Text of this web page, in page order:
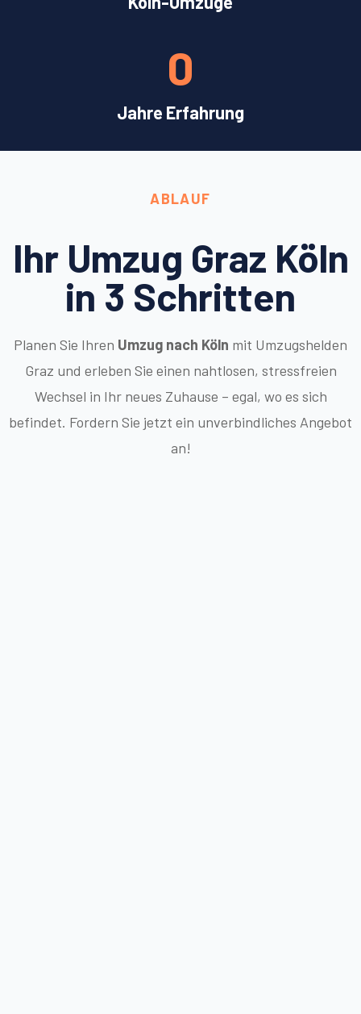
Jahre Erfahrung
0
ABLAUF
Ihr Umzug Graz Köln
in 3 Schritten
Planen Sie Ihren Umzug nach Köln mit Umzugshelden
Graz und erleben Sie einen nahtlosen, stressfreien
Wechsel in Ihr neues Zuhause – egal, wo es sich
befindet. Fordern Sie jetzt ein unverbindliches Angebot
an!